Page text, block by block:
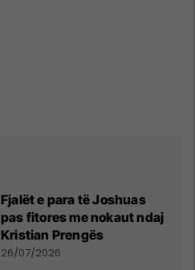
Fjalët e para të Joshuas
pas fitores me nokaut ndaj
Kristian Prengës
26/07/2026